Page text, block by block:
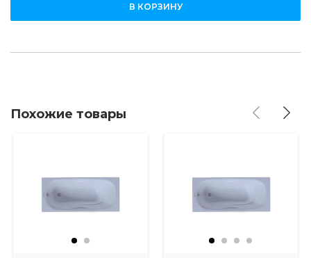
В КОРЗИНУ
Похожие товары